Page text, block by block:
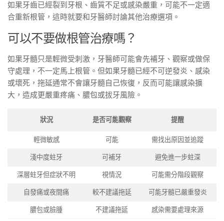
如果牙齒已經裂到牙根、齒質不足或感染嚴重，可能不一定適
合重新根管，這時就要和牙醫師討論其他治療選項。
可以不要做根管治療嗎？
如果牙髓只是輕微受刺激，牙醫師可能會先補牙、觀察或做保
守處理，不一定馬上根管。但如果牙髓已經不可逆發炎、感染
或壞死，拖延通常不會讓牙髓自己恢復，反而可能讓感染擴
大，造成更嚴重疼痛、膿包或拔牙風險。
狀況 是否可能觀察 提醒
輕微敏感 可能 需找出原因並追蹤
淺中度蛀牙 可補牙 避免進一步蛀深
深層蛀牙但症狀不明 視情況 可能需分階段觀察
自發痛或夜間痛 較不建議拖延 可能牙髓已嚴重發炎
膿包或臉腫 不建議拖延 感染需要處理來源